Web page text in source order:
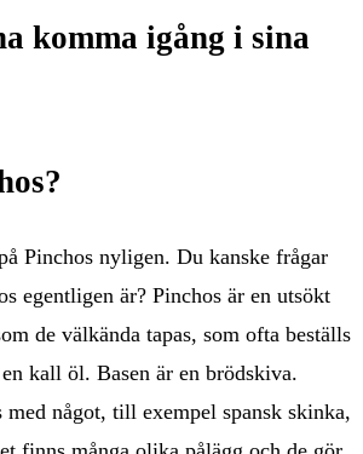
komma igång i sina
Pinchos nyligen. Du kanske frågar
egentligen är? Pinchos är en utsökt
de välkända tapas, som ofta beställs
kall öl. Basen är en brödskiva.
med något, till exempel spansk skinka,